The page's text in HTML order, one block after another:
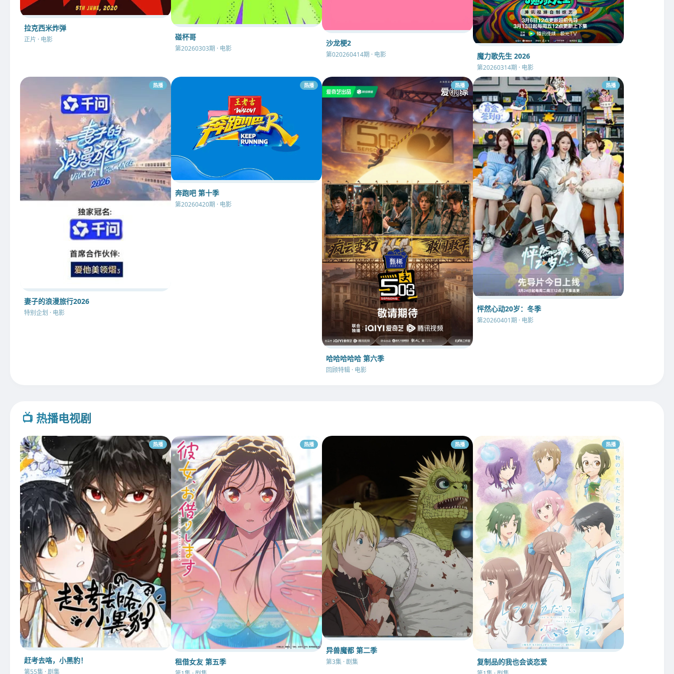
拉克西米炸弹
正片 · 电影 碰杯哥
第20260303期 · 电影
沙龙梗2
第020260414期 · 电影 魔力歌先生 2026
第20260314期 · 电影
热播
妻子的浪漫旅行2026
特别企划 · 电影
热播
奔跑吧 第十季
第20260420期 · 电影
热播
哈哈哈哈哈 第六季
回顾特辑 · 电影
热播
怦然心动20岁：冬季
第20260401期 · 电影
📺 热播电视剧
热播
赶考去咯，小黑豹！
第55集 · 剧集
热播
租借女友 第五季
热播
异兽魔都 第二季
第3集 · 剧集
热播
复制品的我也会谈恋爱